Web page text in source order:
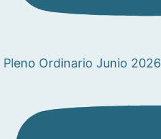
Pleno Ordinario Junio 2026